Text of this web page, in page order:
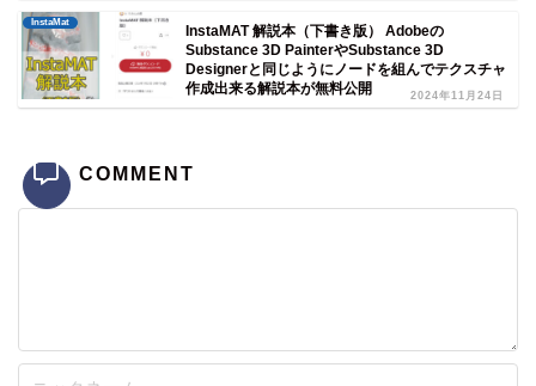
InstaMat
InstaMAT 解説本（下書き版） Adobeの
Substance 3D PainterやSubstance 3D
Designerと同じようにノードを組んでテクスチャ
作成出来る解説本が無料公開
2024年11月24日
COMMENT